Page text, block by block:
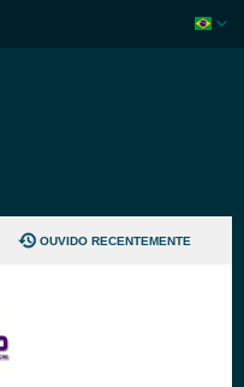
OUVIDO RECENTEMENTE